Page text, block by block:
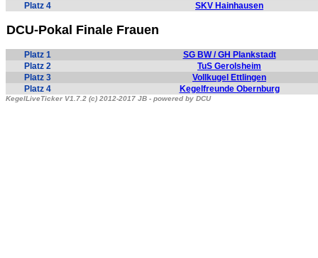
Platz 4
SKV Hainhausen
DCU-Pokal Finale Frauen
Platz 1
SG BW / GH Plankstadt
Platz 2
TuS Gerolsheim
Platz 3
Vollkugel Ettlingen
Platz 4
Kegelfreunde Obernburg
KegelLiveTicker V1.7.2 (c) 2012-2017 JB - powered by DCU